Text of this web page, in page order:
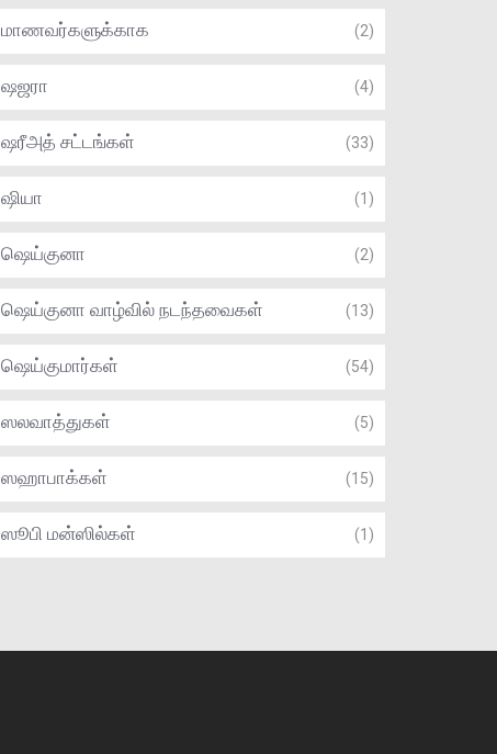
மாணவர்களுக்காக (2)
ஷஜரா (4)
ஷரீஅத் சட்டங்கள் (33)
ஷியா (1)
ஷெய்குனா (2)
ஷெய்குனா வாழ்வில் நடந்தவைகள் (13)
ஷெய்குமார்கள் (54)
ஸலவாத்துகள் (5)
ஸஹாபாக்கள் (15)
ஸூபி மன்ஸில்கள் (1)